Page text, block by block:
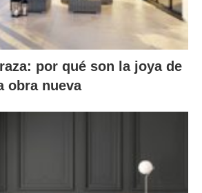
por qué son la joya de
obra nueva